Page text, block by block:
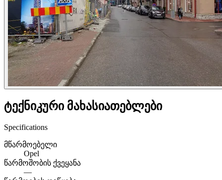
ტექნიკური მახასიათებლები
Specifications
მწარმოებელი
Opel
წარმოშობის ქვეყანა
—